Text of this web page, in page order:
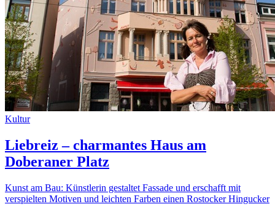
Kultur
Liebreiz – charmantes Haus am
Doberaner Platz
Kunst am Bau: Künstlerin gestaltet Fassade und erschafft mit
verspielten Motiven und leichten Farben einen Rostocker Hingucker